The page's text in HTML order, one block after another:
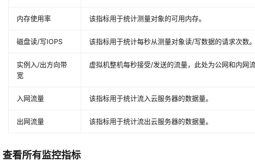
内存使用率 该指标用于统计测量对象的可用内存。
磁盘读/写IOPS 该指标用于统计每秒从测量对象读/写数据的请求次数。
实例入/出方向带
宽
虚拟机整机每秒接受/发送的流量，此处为公网和内网流
入网流量 该指标用于统计流入云服务器的数据量。
出网流量 该指标用于统计流出云服务器的数据量。
查看所有监控指标